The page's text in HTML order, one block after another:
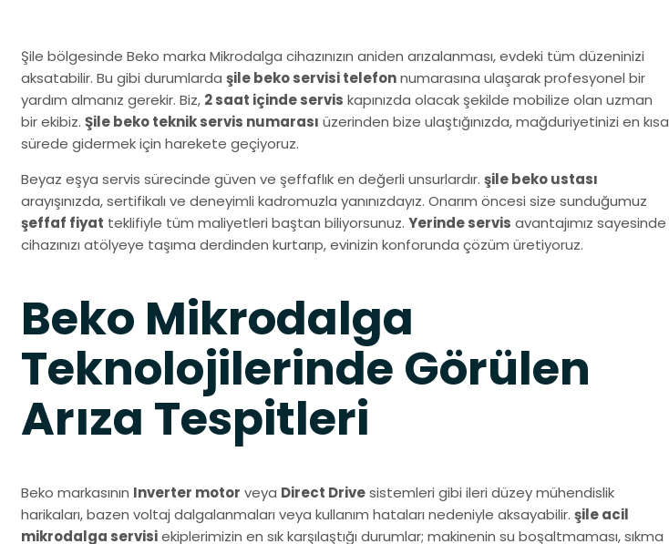
Şile bölgesinde Beko marka Mikrodalga cihazınızın aniden arızalanması, evdeki tüm düzeninizi
aksatabilir. Bu gibi durumlarda şile beko servisi telefonnumarasına ulaşarak profesyonel bir
yardım almanız gerekir. Biz, 2 saat içinde servis kapınızda olacak şekilde mobilize olan uzman
bir ekibiz. Şile beko teknik servis numarası üzerinden bize ulaştığınızda, mağduriyetinizi en kısa
sürede gidermek için harekete geçiyoruz.
Beyaz eşya servis sürecinde güven ve şeffaflık en değerli unsurlardır. şile beko ustası
arayışınızda, sertifikalı ve deneyimli kadromuzla yanınızdayız. Onarım öncesi size sunduğumuz
şeffaf fiyat teklifiyle tüm maliyetleri baştan biliyorsunuz. Yerinde servis avantajımız sayesinde
cihazınızı atölyeye taşıma derdinden kurtarıp, evinizin konforunda çözüm üretiyoruz.
Beko Mikrodalga
Teknolojilerinde Görülen
Arıza Tespitleri
Beko markasının Inverter motor veya Direct Drivesistemleri gibi ileri düzey mühendislik
harikaları, bazen voltaj dalgalanmaları veya kullanım hataları nedeniyle aksayabilir. şile acil
mikrodalga servisiekiplerimizin en sık karşılaştığı durumlar; makinenin su boşaltmaması, sıkma